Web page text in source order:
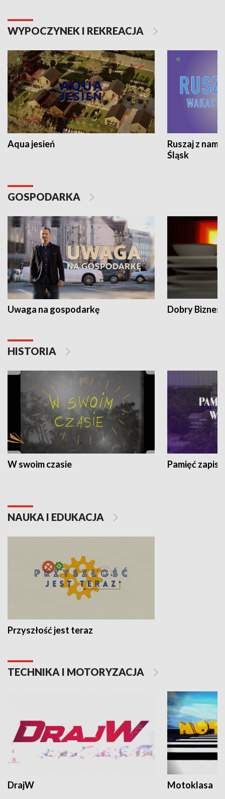
WYPOCZYNEK I REKREACJA
Aqua jesień
Ruszaj z
Śląsk
GOSPODARKA
Uwaga na gospodarkę Dobry Biznes
HISTORIA
W swoim czasie Pamięć
NAUKA I EDUKACJA
Przyszłość jest teraz
TECHNIKA I MOTORYZACJA
DrajW Motoklasa